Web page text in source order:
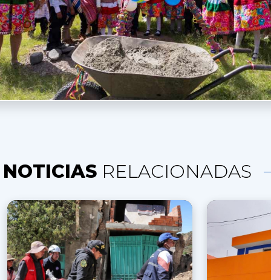
NOTICIAS RELACIONADAS